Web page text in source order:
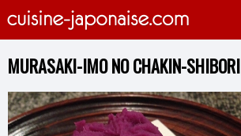
MURASAKI-IMO NO CHAKIN-SHIBORI